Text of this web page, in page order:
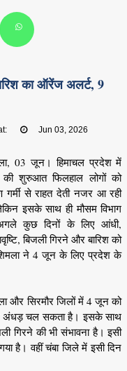
का ऑरेंज अलर्ट, 9
Jun 03, 2026
03 जून। हिमाचल प्रदेश में
शुरुआत फिलहाल लोगों को
गर्मी से राहत देती नजर आ रही
इसके साथ ही मौसम विभाग
कुछ दिनों के लिए आंधी,
बिजली गिरने और बारिश को
शिमला ने 4 जून के लिए प्रदेश के
और सिरमौर जिलों में 4 जून को
अंधड़ चल सकता है। इसके साथ
गिरने की भी संभावना है। इसी
है। वहीं चंबा जिले में इसी दिन